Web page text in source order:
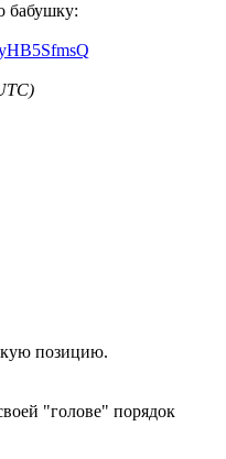
бабушку:
позицию.
"голове" порядок